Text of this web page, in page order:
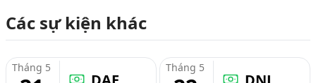
Các sự kiện khác
Tháng 5 Tháng 5